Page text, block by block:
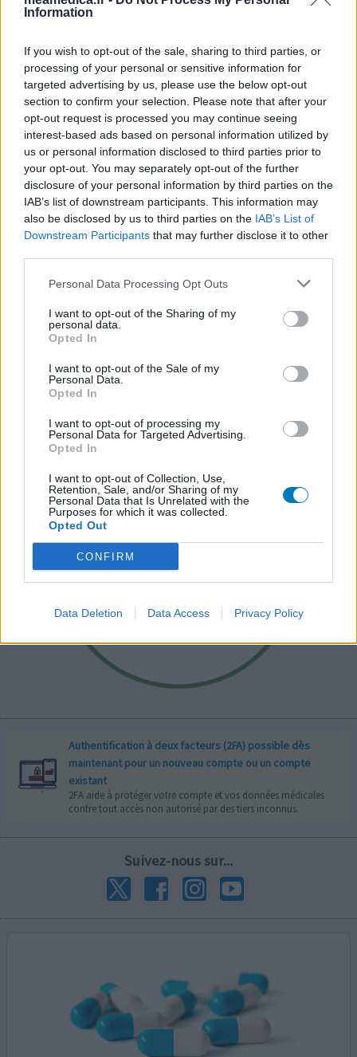
Information
If you wish to opt-out of the sale, sharing to third parties, or
processing of your personal or sensitive information for
targeted advertising by us, please use the below opt-out
section to confirm your selection. Please note that after your
opt-out request is processed you may continue seeing
interest-based ads based on personal information utilized by
us or personal information disclosed to third parties prior to
your opt-out. You may separately opt-out of the further
disclosure of your personal information by third parties on the
IAB’s list of downstream participants. This information may
also be disclosed by us to third parties on the IAB’s List of
Downstream Participants that may further disclose it to other
Personal Data Processing Opt Outs
I want to opt-out of the Sharing of my
personal data.
Opted In
I want to opt-out of the Sale of my
Personal Data.
Opted In
I want to opt-out of processing my
Personal Data for Targeted Advertising.
Opted In
I want to opt-out of Collection, Use,
Retention, Sale, and/or Sharing of my
Personal Data that Is Unrelated with the
Purposes for which it was collected.
Opted Out
CONFIRM
Data Deletion Data Access Privacy Policy
Authentification à deux facteurs (2FA) possible dès
maintenant pour un nouveau compte ou un compte
existant
2FA aide à protéger votre compte et vos données médicales
contre tout accès non autorisé par des tiers inconnus.
Suivez-nous sur...